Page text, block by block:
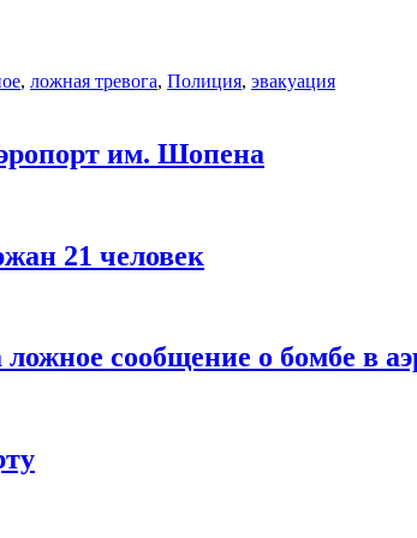
, ложная тревога, Полиция, эвакуация
им. Шопена
21 человек
сообщение о бомбе в